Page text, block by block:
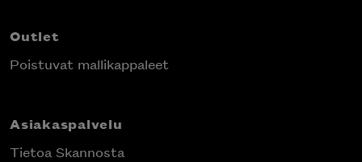
Outlet
Poistuvat mallikappaleet
Asiakaspalvelu
Tietoa Skannosta